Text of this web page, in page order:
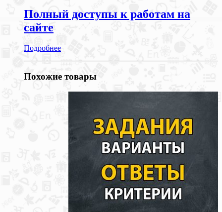
Полный доступы к работам на
сайте
Подробнее
Похожие товары